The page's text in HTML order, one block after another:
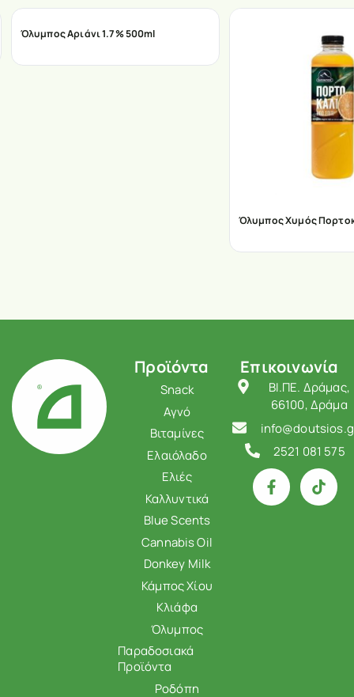
Όλυμπος Αριάνι 1.7% 500ml
Όλυμπος Χυμός
Προϊόντα
Snack
Αγνό
Βιταμίνες
Ελαιόλαδο
Ελιές
Καλλυντικά
Blue Scents
Cannabis Oil
Donkey Milk
Κάμπος Χίου
Κλιάφα
Όλυμπος
Παραδοσιακά
Προϊόντα
Ροδόπη
Επικοινωνία
ΒΙ.ΠΕ. Δράμας,
66100, Δράμα
2521 081 575